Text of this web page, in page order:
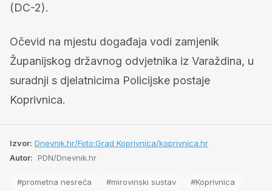
(DC-2).
Očevid na mjestu događaja vodi zamjenik
Županijskog državnog odvjetnika iz Varaždina, u
suradnji s djelatnicima Policijske postaje
Koprivnica.
Izvor: Dnevnik.hr/Foto:Grad Koprivnica/koprivnica.hr
Autor: PDN/Dnevnik.hr
#prometna nesreća #mirovinski sustav
#Koprivnica